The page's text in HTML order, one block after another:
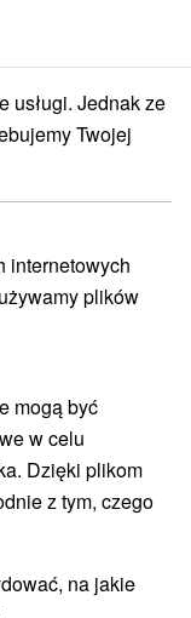
Prešovský kraj Kyjov
(2)
usługi. Jednak ze
Twojej
internetowych
plików
mogą być
w celu
Dzięki plikom
z tym, czego
na jakie